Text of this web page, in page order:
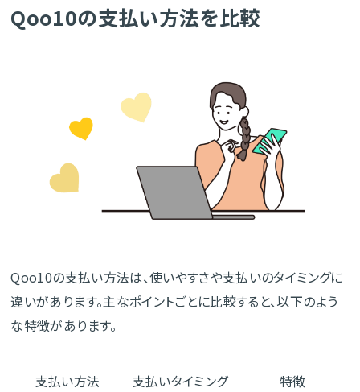
Qoo10の支払い方法を比較
Qoo10の支払い方法は、使いやすさや支払いのタイミングに
違いがあります。主なポイントごとに比較すると、以下のよう
な特徴があります。
支払い方法 支払いタイミング 特徴